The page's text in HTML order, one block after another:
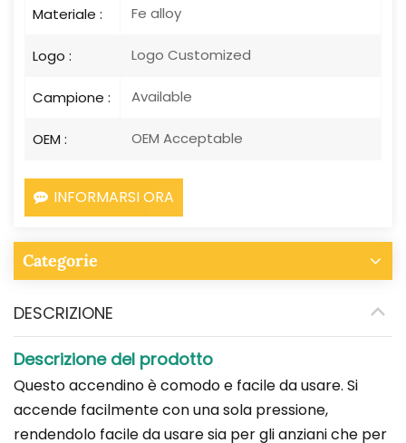
Materiale : Fe alloy
Logo : Logo Customized
Campione : Available
OEM : OEM Acceptable
INFORMARSI ORA
Categorie
DESCRIZIONE
Descrizione del prodotto
Questo accendino è comodo e facile da usare. Si
accende facilmente con una sola pressione,
rendendolo facile da usare sia per gli anziani che per